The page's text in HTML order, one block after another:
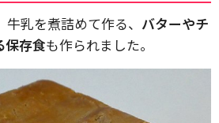
乳を煮詰めて作る、 バターやチ
保存食も作られました。